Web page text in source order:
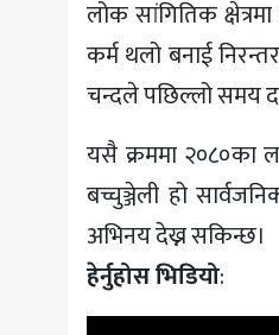
लोक सांगितिक
कर्म थलो बनाई
चन्दले पछिल्लो समय
यसै क्रममा २०८०का
बच्चुञ्जेली हो
अभिनय देख्न सकिन्छ।
हेर्नुहोस भिडियो: